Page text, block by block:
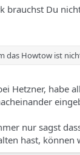
brauchst Du
das Howtow ist
Hetzner, habe
nur sagst
hast,